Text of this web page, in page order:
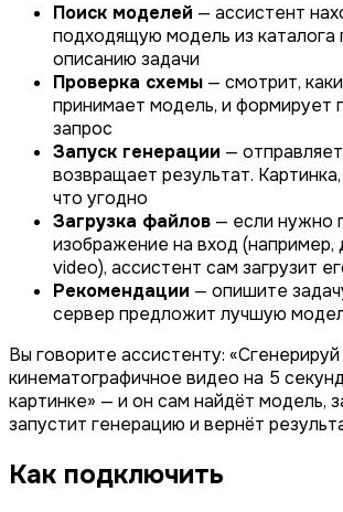
Поиск моделей — ассистент
подходящую модель из
описанию задачи
Проверка схемы — смотрит,
принимает модель, и формирует
запрос
Запуск генерации —
возвращает результат.
что угодно
Загрузка файлов — если нужно
изображение на вход (например,
video), ассистент сам загрузит
Рекомендации — опишите
сервер предложит лучшую
Вы говорите ассистенту: «Сгенерируй
кинематографичное видео на 5
картинке» — и он сам найдёт модель,
запустит генерацию и вернёт
Как подключить